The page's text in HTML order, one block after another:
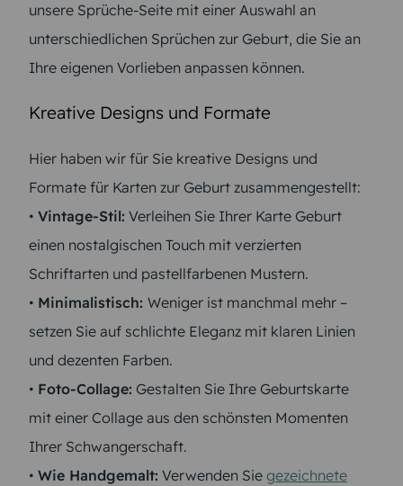
unsere Sprüche-Seite mit einer Auswahl an
unterschiedlichen Sprüchen zur Geburt, die Sie an
Ihre eigenen Vorlieben anpassen können.
Kreative Designs und Formate
Hier haben wir für Sie kreative Designs und
Formate für Karten zur Geburt zusammengestellt:
• Vintage-Stil: Verleihen Sie Ihrer Karte Geburt
einen nostalgischen Touch mit verzierten
Schriftarten und pastellfarbenen Mustern.
• Minimalistisch: Weniger ist manchmal mehr –
setzen Sie auf schlichte Eleganz mit klaren Linien
und dezenten Farben.
• Foto-Collage: Gestalten Sie Ihre Geburtskarte
mit einer Collage aus den schönsten Momenten
Ihrer Schwangerschaft.
• Wie Handgemalt: Verwenden Sie gezeichnete